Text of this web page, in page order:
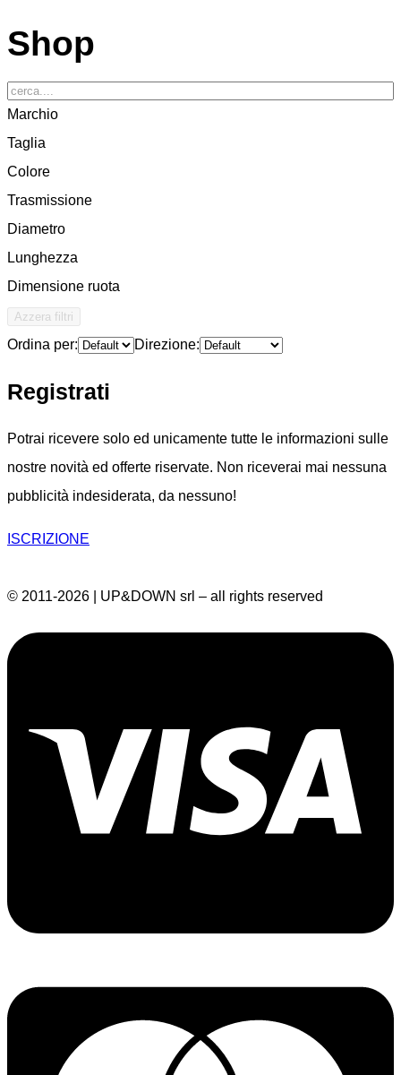
Shop
Marchio
Taglia
Colore
Trasmissione
Diametro
Lunghezza
Dimensione ruota
Azzera filtri
Ordina per: Direzione:
Registrati
Potrai ricevere solo ed unicamente tutte le informazioni sulle
nostre novità ed offerte riservate. Non riceverai mai nessuna
pubblicità indesiderata, da nessuno!
ISCRIZIONE
© 2011-2026 | UP&DOWN srl – all rights reserved